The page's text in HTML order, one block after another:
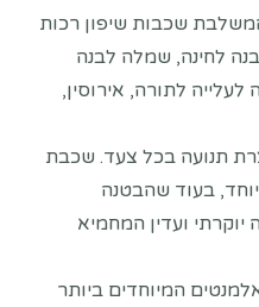
שכבות שיפון רכות
לחינה, שמלה לבנה
לתורה, אירוסין,
תנועה בכל צעד. שכבת
בעוד שהבטנה
ועדין המחמיא
המיוחדים ביותר